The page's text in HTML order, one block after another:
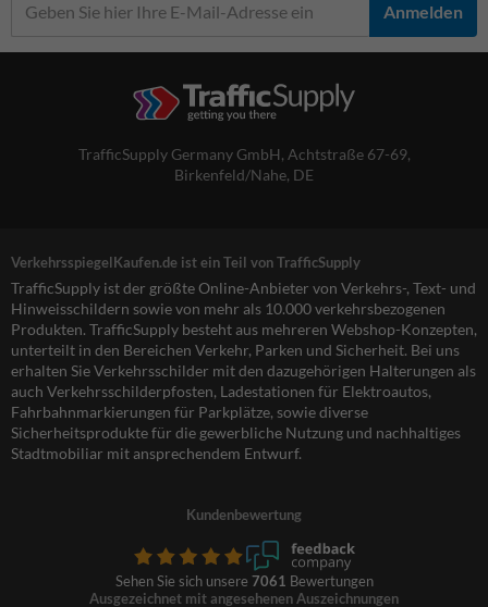
Anmelden
TrafficSupply Germany GmbH, Achtstraße 67-69,
Birkenfeld/Nahe, DE
VerkehrsspiegelKaufen.de ist ein Teil von TrafficSupply
TrafficSupply ist der größte Online-Anbieter von Verkehrs-, Text- und
Hinweisschildern sowie von mehr als 10.000 verkehrsbezogenen
Produkten. TrafficSupply besteht aus mehreren Webshop-Konzepten,
unterteilt in den Bereichen Verkehr, Parken und Sicherheit. Bei uns
erhalten Sie Verkehrsschilder mit den dazugehörigen Halterungen als
auch Verkehrsschilderpfosten, Ladestationen für Elektroautos,
Fahrbahnmarkierungen für Parkplätze, sowie diverse
Sicherheitsprodukte für die gewerbliche Nutzung und nachhaltiges
Stadtmobiliar mit ansprechendem Entwurf.
Kundenbewertung
Sehen Sie sich unsere 7061 Bewertungen
Ausgezeichnet mit angesehenen Auszeichnungen